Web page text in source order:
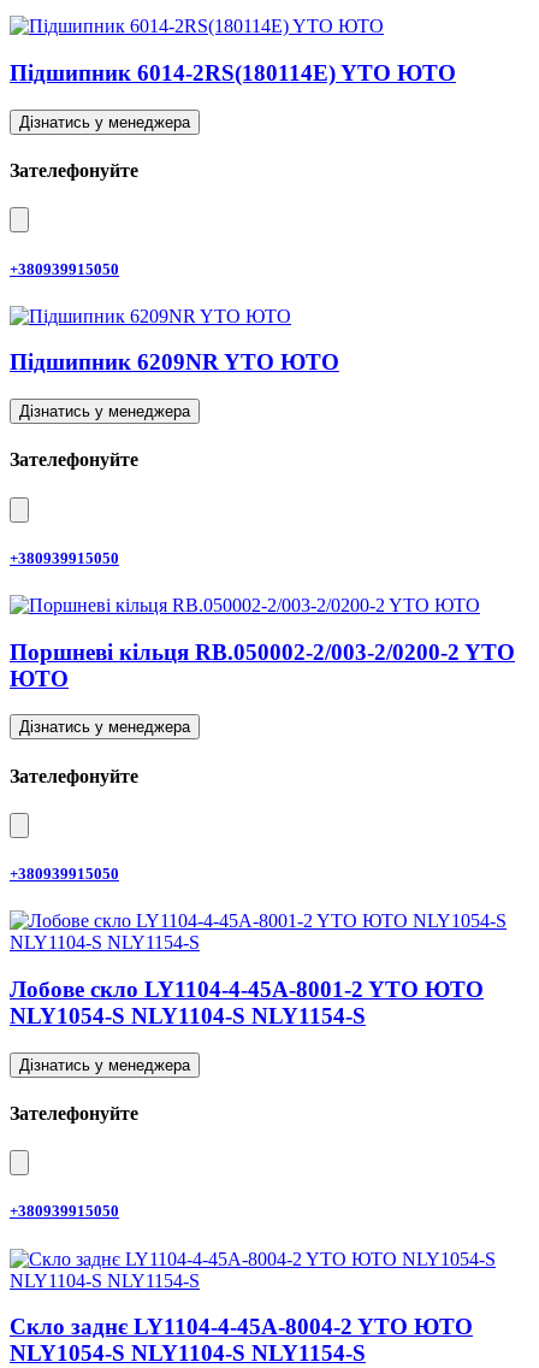
Підшипник 6014-2RS(180114E) YTO ЮТО
Дізнатись у менеджера
Зателефонуйте
+380939915050
Підшипник 6209NR YTO ЮТО
Дізнатись у менеджера
Зателефонуйте
+380939915050
Поршневі кільця RB.050002-2/003-2/0200-2 YTO
ЮТО
Дізнатись у менеджера
Зателефонуйте
+380939915050
Лобове скло LY1104-4-45A-8001-2 YTO ЮТО
NLY1054-S NLY1104-S NLY1154-S
Дізнатись у менеджера
Зателефонуйте
+380939915050
Скло заднє LY1104-4-45A-8004-2 YTO ЮТО
NLY1054-S NLY1104-S NLY1154-S